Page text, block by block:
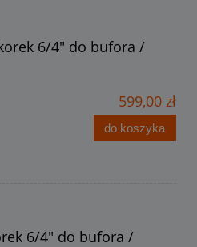
6/4" do bufora /
599,00 zł
do koszyka
6/4" do bufora /